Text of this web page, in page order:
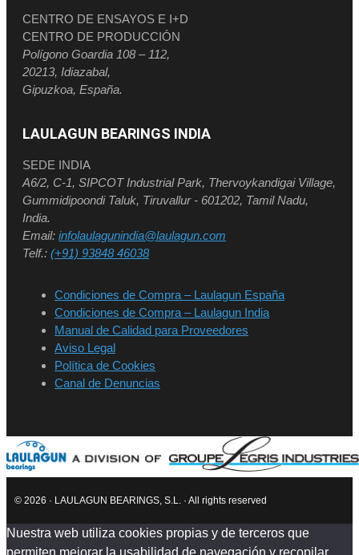
CENTRO DE ENSAYOS E I+D
CENTRO DE PRODUCCIÓN
Polígono Goardia 108 – 112,
20213, Idiazabal,
Gipuzkoa, España.
LAULAGUN BEARINGS INDIA
SEDE INDIA
A6/2, C-1, SIPCOT Industrial Park, Thervoykandigai Village,
Gummidipoondi Taluk, Tiruvallur - 601202, Tamil Nadu,
India.
Email: infolaulagunindia@laulagun.com
Telf.: (+91) 93848 46038
Condiciones de Compra – Laulagun España
Condiciones de Compra – Laulagun India
Manual de Calidad para Proveedores
Aviso Legal
Política de Cookies
Canal de Denuncias
© 2026 · LAULAGUN BEARINGS, S.L. · All rights reserved
Nuestra web utiliza cookies propias y de terceros que